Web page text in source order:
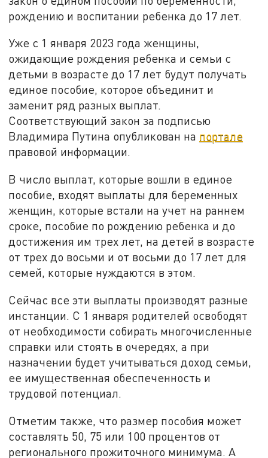
рождению и воспитании ребенка до 17 лет.
Уже с 1 января 2023 года женщины,
ожидающие рождения ребенка и семьи с
детьми в возрасте до 17 лет будут получать
единое пособие, которое объединит и
заменит ряд разных выплат.
Соответствующий закон за подписью
Владимира Путина опубликован на портале
правовой информации.
В число выплат, которые вошли в единое
пособие, входят выплаты для беременных
женщин, которые встали на учет на раннем
сроке, пособие по рождению ребенка и до
достижения им трех лет, на детей в возрасте
от трех до восьми и от восьми до 17 лет для
семей, которые нуждаются в этом.
Сейчас все эти выплаты производят разные
инстанции. С 1 января родителей освободят
от необходимости собирать многочисленные
справки или стоять в очередях, а при
назначении будет учитываться доход семьи,
ее имущественная обеспеченность и
трудовой потенциал.
Отметим также, что размер пособия может
составлять 50, 75 или 100 процентов от
регионального прожиточного минимума. А